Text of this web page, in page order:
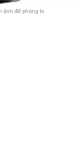
ảnh để phóng to